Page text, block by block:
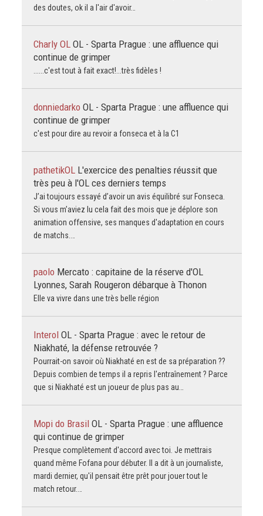
des doutes, ok il a l'air d'avoir…
Charly OL OL - Sparta Prague : une affluence qui
continue de grimper
......c'est tout à fait exact!...très fidèles !
donniedarko OL - Sparta Prague : une affluence qui
continue de grimper
c'est pour dire au revoir a fonseca et à la C1
pathetikOL L'exercice des penalties réussit que
très peu à l'OL ces derniers temps
J’ai toujours essayé d’avoir un avis équilibré sur Fonseca.
Si vous m’aviez lu cela fait des mois que je déplore son
animation offensive, ses manques d'adaptation en cours
de matchs.…
paolo Mercato : capitaine de la réserve d'OL
Lyonnes, Sarah Rougeron débarque à Thonon
Elle va vivre dans une très belle région
Interol OL - Sparta Prague : avec le retour de
Niakhaté, la défense retrouvée ?
Pourrait-on savoir où Niakhaté en est de sa préparation ??
Depuis combien de temps il a repris l'entraînement ? Parce
que si Niakhaté est un joueur de plus pas au…
Mopi do Brasil OL - Sparta Prague : une affluence
qui continue de grimper
Presque complètement d'accord avec toi. Je mettrais
quand même Fofana pour débuter. Il a dit à un journaliste,
mardi dernier, qu'il pensait être prêt pour jouer tout le
match retour.…